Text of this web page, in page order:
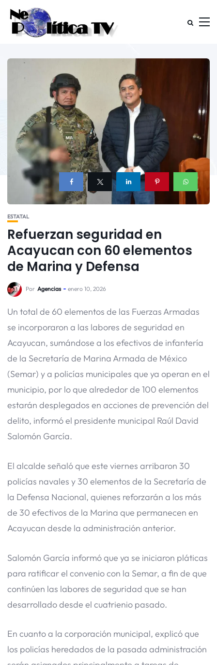
ESTATAL
Refuerzan seguridad en
Acayucan con 60 elementos
de Marina y Defensa
Por Agencias enero 10, 2026
Un total de 60 elementos de las Fuerzas Armadas
se incorporaron a las labores de seguridad en
Acayucan, sumándose a los efectivos de infantería
de la Secretaría de Marina Armada de México
(Semar) y a policías municipales que ya operan en el
municipio, por lo que alrededor de 100 elementos
estarán desplegados en acciones de prevención del
delito, informó el presidente municipal Raúl David
Salomón García.
El alcalde señaló que este viernes arribaron 30
policías navales y 30 elementos de la Secretaría de
la Defensa Nacional, quienes reforzarán a los más
de 30 efectivos de la Marina que permanecen en
Acayucan desde la administración anterior.
Salomón García informó que ya se iniciaron pláticas
para ratificar el convenio con la Semar, a fin de que
continúen las labores de seguridad que se han
desarrollado desde el cuatrienio pasado.
En cuanto a la corporación municipal, explicó que
los policías heredados de la pasada administración